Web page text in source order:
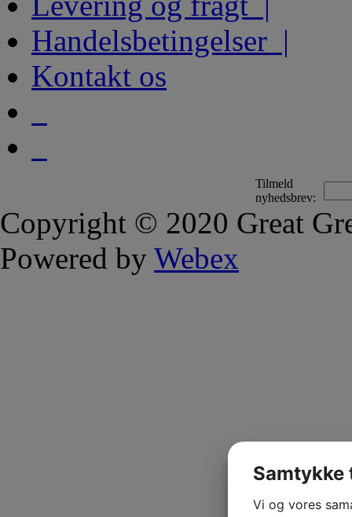
Handelsbetingelser |
Kontakt os
Tilmeld
nyhedsbrev:
Copyright © 2020 Great
Powered by Webex
Vi og vores